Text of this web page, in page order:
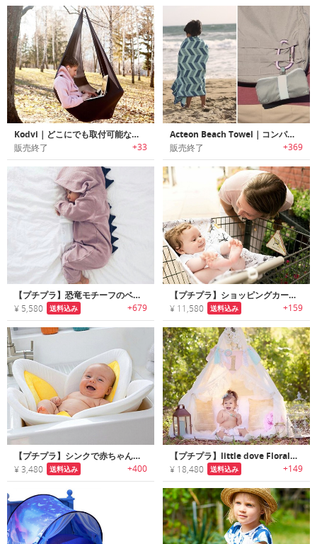
Kodvi｜どこにでも取付可能なストレッチファブリック製スイング「コッドヴィ」
販売終了 +33
Acteon Beach Towel｜コンパクト抗菌マイクロファイバービーチタオル「アクテオン」
販売終了 +369
【プチプラ】恐竜モチーフのベビーロンパース
¥ 5,580 送料込み +679
【プチプラ】ショッピングカートに取付けられるベビー用ハンモック
¥ 11,580 送料込み +159
【プチプラ】シンクで赤ちゃんを入浴させられるフラワー型シャワーマット
¥ 3,480 送料込み +400
【プチプラ】little dove Floral｜小さなお子様でも安心して楽しめる高品質のキッズプレイテント
¥ 18,480 送料込み +149